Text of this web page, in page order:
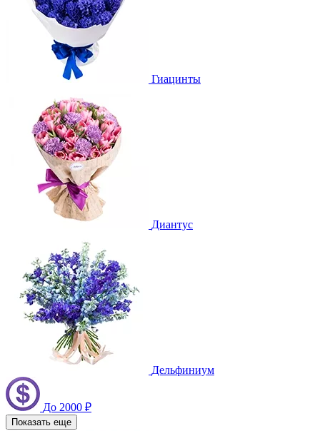
Гиацинты
Диантус
Дельфиниум
До 2000 ₽
Показать еще